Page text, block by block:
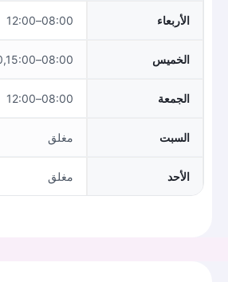
الأربعاء 08:00–12:00
الخميس 08:00–12:00,15:00–18:00
الجمعة 08:00–12:00
السبت مغلق
الأحد مغلق